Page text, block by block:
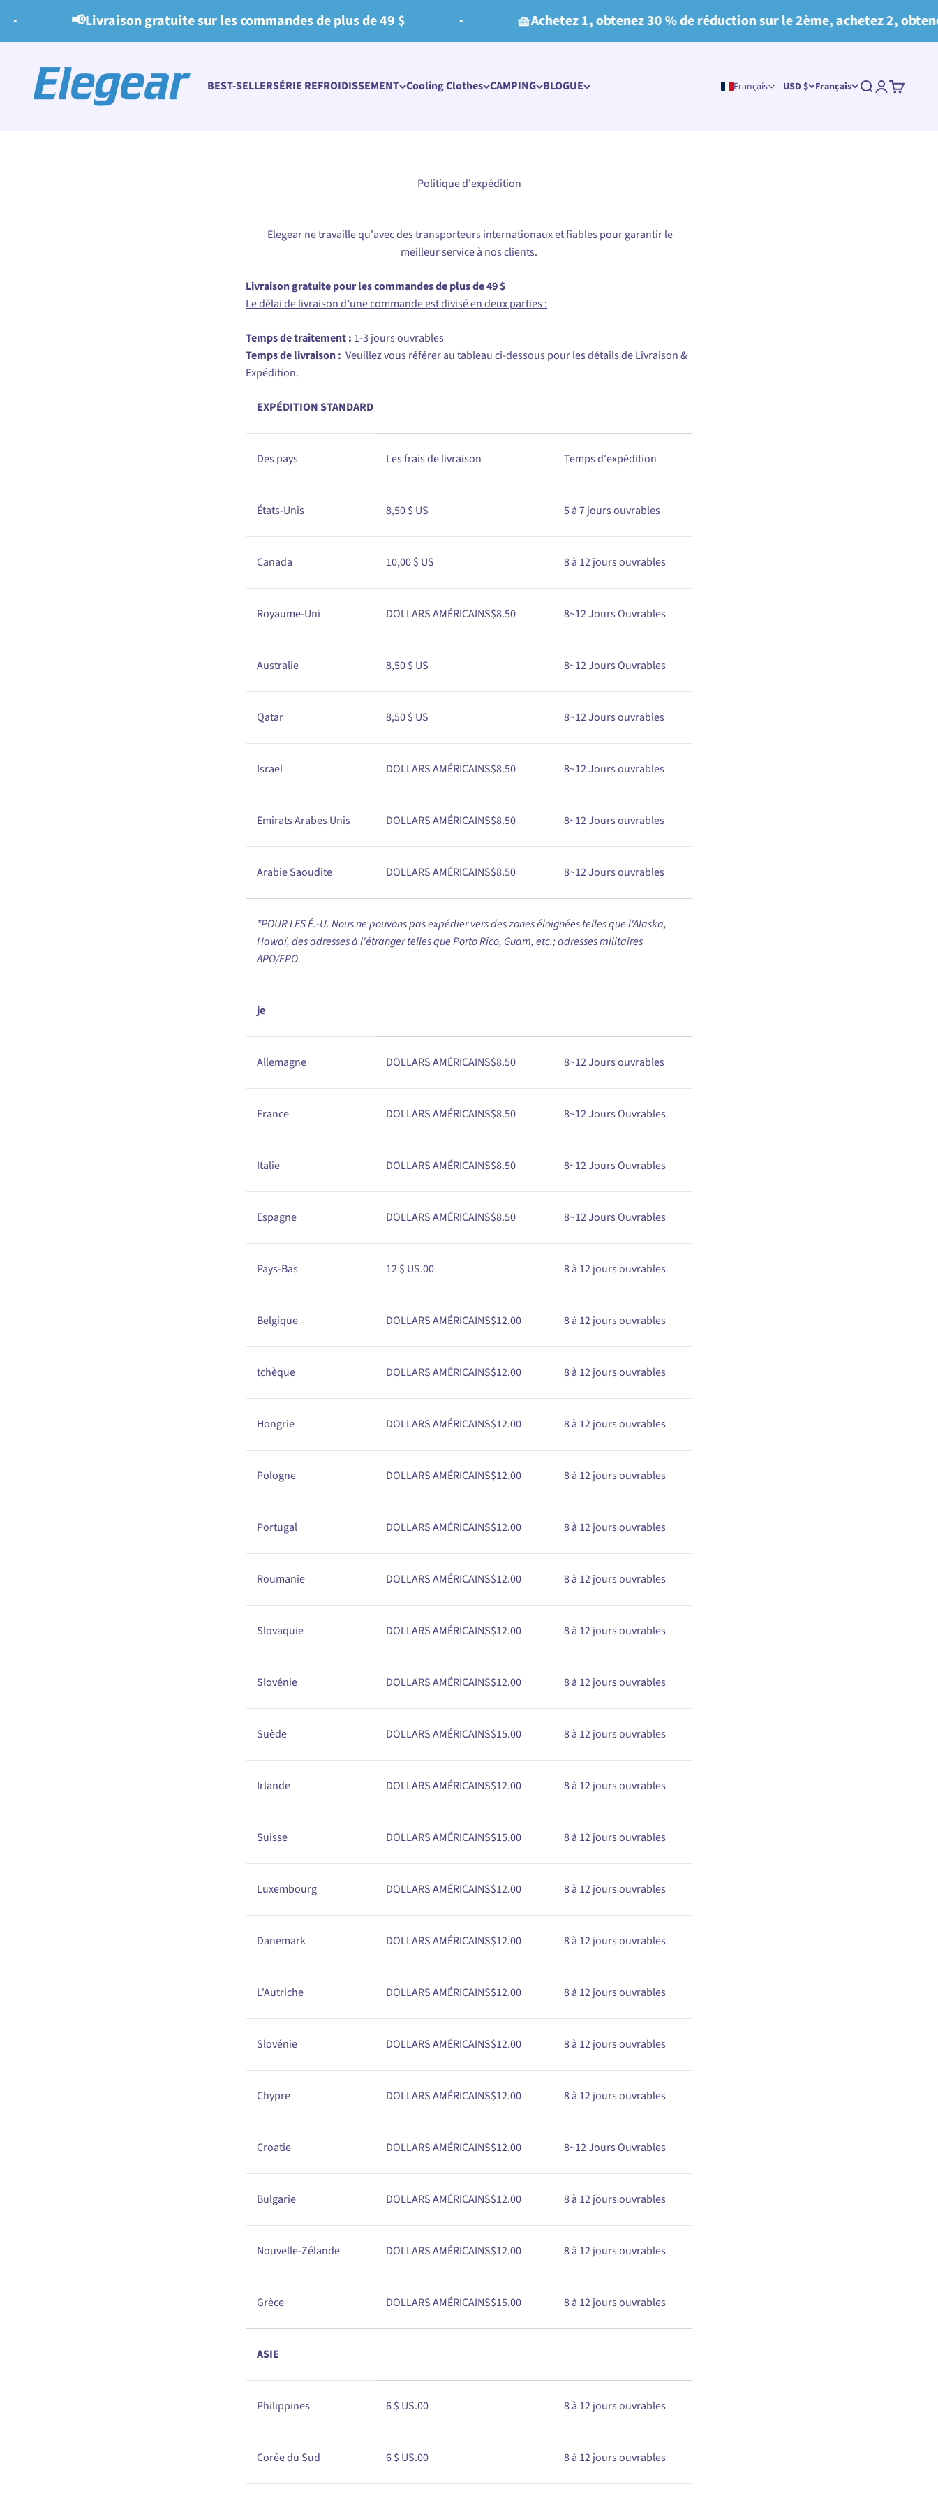
📢Livraison gratuite sur les commandes de plus de 49 $ 🧺Achetez 1, obtenez 30 % de réduction sur le 2ème, achetez 2, obtenez
BEST-SELLERSÉRIE REFROIDISSEMENT Cooling Clothes​ CAMPING BLOGUE
Elegear
Français USD $ Français Recherche
Connexion
Panier
Politique d'expédition
Elegear ne travaille qu'avec des transporteurs internationaux et fiables pour garantir le
meilleur service à nos clients.
Livraison gratuite pour les commandes de plus de 49 $
Le délai de livraison d’une commande est divisé en deux parties :
Temps de traitement : 1-3 jours ouvrables
Temps de livraison : Veuillez vous référer au tableau ci-dessous pour les détails de Livraison &
Expédition.
EXPÉDITION STANDARD
Des pays Les frais de livraison Temps d'expédition
États-Unis 8,50 $ US 5 à 7 jours ouvrables
Canada 10,00 $ US 8 à 12 jours ouvrables
Royaume-Uni DOLLARS AMÉRICAINS$8.50 8~12Jours Ouvrables
Australie 8,50 $ US 8~12Jours Ouvrables
Qatar 8,50 $ US 8~12Jours ouvrables
Israël DOLLARS AMÉRICAINS$8.50 8~12Jours ouvrables
Emirats Arabes Unis DOLLARS AMÉRICAINS$8.50 8~12Jours ouvrables
Arabie Saoudite DOLLARS AMÉRICAINS$8.50 8~12Jours ouvrables
*POUR LES É.-U. Nous ne pouvons pas expédier vers des zones éloignées telles que l'Alaska,
Hawaï, des adresses à l'étranger telles que Porto Rico, Guam, etc.; adresses militaires
APO/FPO.
je
Allemagne DOLLARS AMÉRICAINS$8.50 8~12Jours ouvrables
France DOLLARS AMÉRICAINS$8.50 8~12Jours Ouvrables
Italie DOLLARS AMÉRICAINS$8.50 8~12Jours Ouvrables
Espagne DOLLARS AMÉRICAINS$8.50 8~12Jours Ouvrables
Pays-Bas 12 $ US.00 8 à 12 jours ouvrables
Belgique DOLLARS AMÉRICAINS$12.00 8 à 12 jours ouvrables
tchèque DOLLARS AMÉRICAINS$12.00 8 à 12 jours ouvrables
Hongrie DOLLARS AMÉRICAINS$12.00 8 à 12 jours ouvrables
Pologne DOLLARS AMÉRICAINS$12.00 8 à 12 jours ouvrables
Portugal DOLLARS AMÉRICAINS$12.00 8 à 12 jours ouvrables
Roumanie DOLLARS AMÉRICAINS$12.00 8 à 12 jours ouvrables
Slovaquie DOLLARS AMÉRICAINS$12.00 8 à 12 jours ouvrables
Slovénie DOLLARS AMÉRICAINS$12.00 8 à 12 jours ouvrables
Suède DOLLARS AMÉRICAINS$15.00 8 à 12 jours ouvrables
Irlande DOLLARS AMÉRICAINS$12.00 8 à 12 jours ouvrables
Suisse DOLLARS AMÉRICAINS$15.00 8 à 12 jours ouvrables
Luxembourg DOLLARS AMÉRICAINS$12.00 8 à 12 jours ouvrables
Danemark DOLLARS AMÉRICAINS$12.00 8 à 12 jours ouvrables
L'Autriche DOLLARS AMÉRICAINS$12.00 8 à 12 jours ouvrables
Slovénie DOLLARS AMÉRICAINS$12.00 8 à 12 jours ouvrables
Chypre DOLLARS AMÉRICAINS$12.00 8 à 12 jours ouvrables
Croatie DOLLARS AMÉRICAINS$12.00 8~12Jours Ouvrables
Bulgarie DOLLARS AMÉRICAINS$12.00 8 à 12 jours ouvrables
Nouvelle-Zélande DOLLARS AMÉRICAINS$12.00 8 à 12 jours ouvrables
Grèce DOLLARS AMÉRICAINS$15.00 8 à 12 jours ouvrables
ASIE
Philippines 6 $ US.00 8 à 12 jours ouvrables
Corée du Sud 6 $ US.00 8 à 12 jours ouvrables